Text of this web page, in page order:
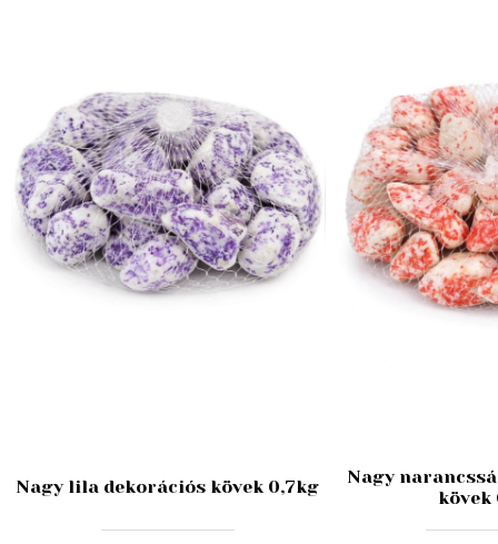
Nagy lila dekorációs kövek 0,7kg
Nagy
kövek